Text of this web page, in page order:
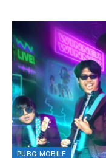
PUBG MOBILE